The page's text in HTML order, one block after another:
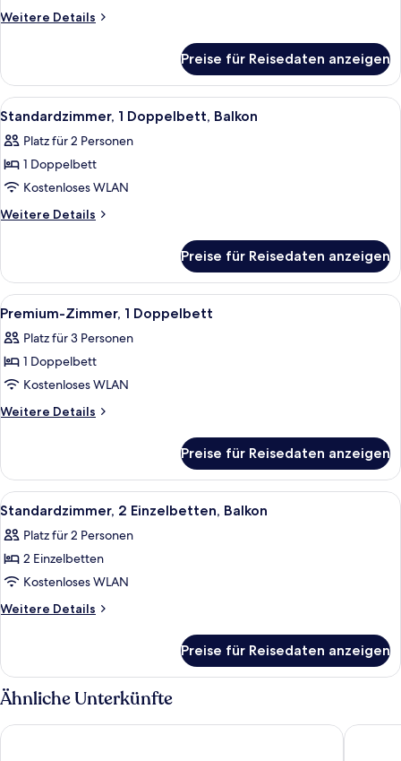
Weitere Details
Weitere
2 Einzelbetten
Preise für Reisedaten anzeigen
Alle
Fotos
für
Standardzimmer,
1
Doppelbett,
Ein modernes Hotelzimmer mit
4
Standardzimmer, 1 Doppelbett, Balkon
Platz für 2 Personen
1 Doppelbett
Kostenloses WLAN
Weitere Details
Weitere
1
Doppelbett,
Balkon
Preise für Reisedaten anzeigen
Alle
Fotos
für
Premium-
Zimmer,
1
Ein modernes Hotelzimmer mit Bett,
5
Premium-Zimmer, 1 Doppelbett
Platz für 3 Personen
1 Doppelbett
Kostenloses WLAN
Weitere Details
Weitere
Zimmer,
Doppelbett
Preise für Reisedaten anzeigen
Alle
Fotos
für
Standardzimmer,
2 Einzelbetten,
Balkon
Ein modernes Hotelzimmer mit
5
Standardzimmer, 2 Einzelbetten, Balkon
Platz für 2 Personen
2 Einzelbetten
Kostenloses WLAN
Weitere Details
Weitere
2 Einzelbetten,
Balkon
Preise für Reisedaten anzeigen
Ähnliche Unterkünfte
Tribe Budapest Stadium